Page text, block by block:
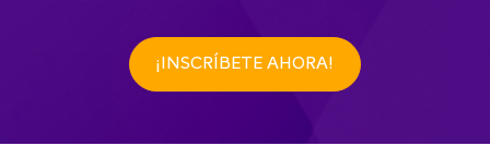
¡INSCRÍBETE AHORA!